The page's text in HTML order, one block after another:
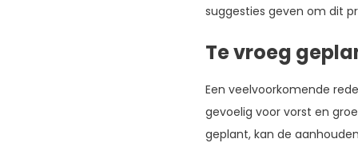
suggesties geven om dit
Te vroeg
Een veelvoorkomende
gevoelig voor vorst en
geplant, kan de